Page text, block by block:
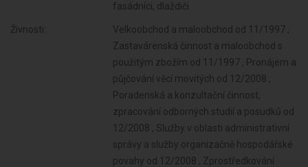
fasádníci, dlaždiči
Živnosti:
Velkoobchod a maloobchod od 11/1997 ,
Zastavárenská činnost a maloobchod s
použitým zbožím od 11/1997 , Pronájem a
půjčování věcí movitých od 12/2008 ,
Poradenská a konzultační činnost,
zpracování odborných studií a posudků od
12/2008 , Služby v oblasti administrativní
správy a služby organizačně hospodářské
povahy od 12/2008 , Zprostředkování